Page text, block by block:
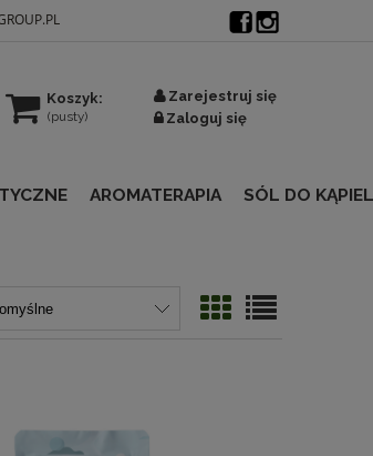
Zarejestruj się
Zaloguj się
Koszyk:
(pusty)
AROMATERAPIA SÓL DO